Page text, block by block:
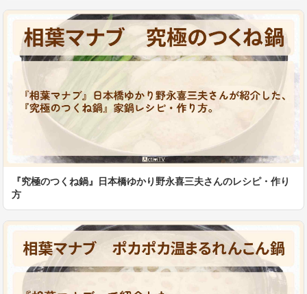
『究極のつくね鍋』日本橋ゆかり野永喜三夫さんのレシピ・作り
方